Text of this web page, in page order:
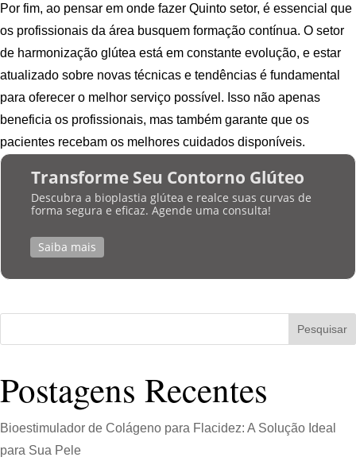
Por fim, ao pensar em onde fazer Quinto setor, é essencial que
os profissionais da área busquem formação contínua. O setor
de harmonização glútea está em constante evolução, e estar
atualizado sobre novas técnicas e tendências é fundamental
para oferecer o melhor serviço possível. Isso não apenas
beneficia os profissionais, mas também garante que os
pacientes recebam os melhores cuidados disponíveis.
Transforme Seu Contorno Glúteo
Descubra a bioplastia glútea e realce suas curvas de
forma segura e eficaz. Agende uma consulta!
Saiba mais
Pesquisar
Postagens Recentes
Bioestimulador de Colágeno para Flacidez: A Solução Ideal
para Sua Pele